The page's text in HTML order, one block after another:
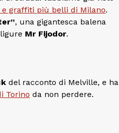
graffiti più belli di Milano.
, una gigantesca balena
Mr Fijodor.
del racconto di Melville, e ha
Torino da non perdere.